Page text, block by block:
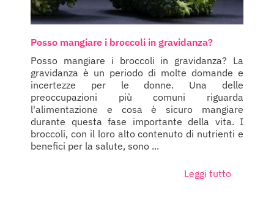
Posso mangiare i broccoli in gravidanza?
Posso mangiare i broccoli in gravidanza? La
gravidanza è un periodo di molte domande e
incertezze per le donne. Una delle
preoccupazioni più comuni riguarda
l'alimentazione e cosa è sicuro mangiare
durante questa fase importante della vita. I
broccoli, con il loro alto contenuto di nutrienti e
benefici per la salute, sono ...
Leggi tutto